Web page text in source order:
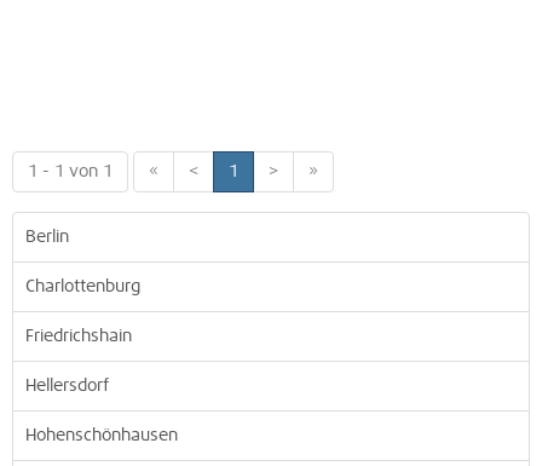
1 - 1 von 1 « < 1 > »
Berlin
Charlottenburg
Friedrichshain
Hellersdorf
Hohenschönhausen